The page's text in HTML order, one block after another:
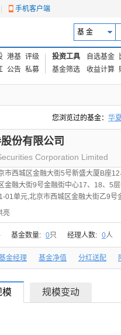
手机客户端
基 金
港基 评级
公告 私募
投资工具 自选基金
基金筛选
收益计算
您浏览过的基金： 华
易方达上证中盘ETF联
份有限公司
Corporation Limited
市西城区金融大街5号新盛大厦B座
金融大街9号金融街中心17、18、5
01单元,北京市西城区金融大街乙9号
亮
基金数量: 0只 经理人数: 0人
金经理 基金净值 分红送配
模 规模变动